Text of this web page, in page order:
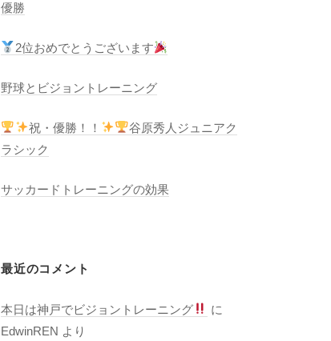
優勝
2位おめでとうございます
野球とビジョントレーニング
祝・優勝！！
谷原秀人ジュニアク
ラシック
サッカードトレーニングの効果
最近のコメント
本日は神戸でビジョントレーニング
に
EdwinREN より